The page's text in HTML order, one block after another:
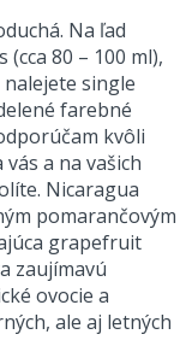
Na ľad
80 – 100 ml),
single
farebné
kvôli
a na vašich
Nicaragua
pomarančovým
grapefruit
zaujímavú
ovocie a
ale aj letných